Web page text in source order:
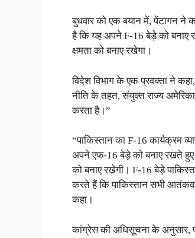
बुधवार को एक बयान में, पेंटागन ने
है कि यह अपने F-16 बेड़े को बनाए
क्षमता को बनाए रखेगा।
विदेश विभाग के एक प्रवक्ता ने
नीति के तहत, संयुक्त राज्य
करता है।”
“पाकिस्तान का F-16 कार्यक्रम
अपने एफ-16 बेड़े को बनाए रखते हुए
को बनाए रखेगी। F-16 बेड़े
करते हैं कि पाकिस्तान सभी
कहा।
कांग्रेस की अधिसूचना के अनुसार,